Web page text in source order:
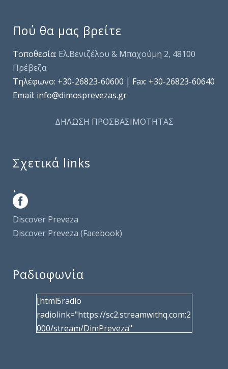
Πού θα μας βρείτε
Τοποθεσία: Ελ.Βενιζέλου & Μπαχούμη 2, 48100
Πρέβεζα
Τηλέφωνo: +30-26823-60600 | Fax: +30-26823-60640
Email: info@dimosprevezas.gr
ΔΗΛΩΣΗ ΠΡΟΣΒΑΣΙΜΟΤΗΤΑΣ
Σχετικά links
.
Discover Preveza
Discover Preveza (Facebook)
Ραδιοφωνία
[html5radio
radiolink="https://sc2.streamwithq.com:2
000/stream/DimPreveza"